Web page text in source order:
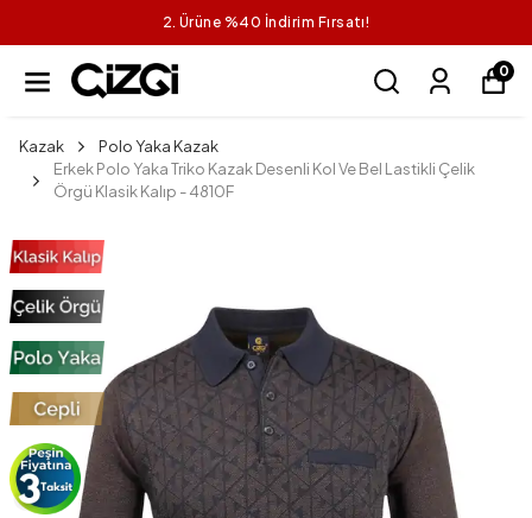
2. Ürüne %40 İndirim Fırsatı!
0
Kazak
Polo Yaka Kazak
Erkek Polo Yaka Triko Kazak Desenli Kol Ve Bel Lastikli Çelik
Örgü Klasik Kalıp - 4810F